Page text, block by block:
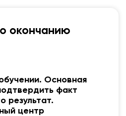
окончанию
Основная
факт
результат.
центр